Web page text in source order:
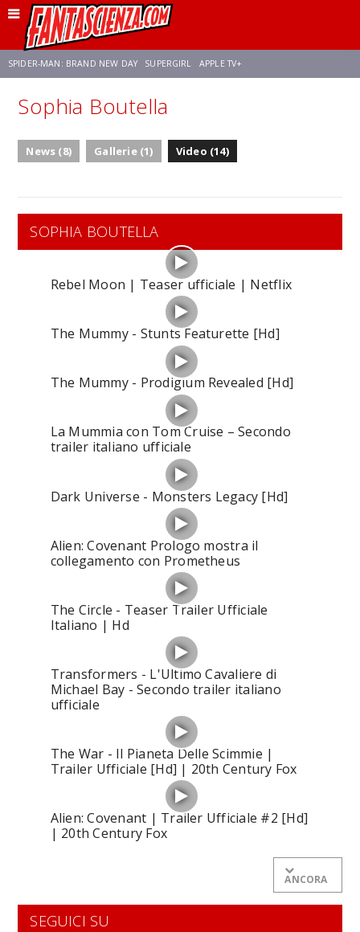
SPIDER-MAN: BRAND NEW DAY SUPERGIRL APPLE TV+
FRANCO RICCIARDIELLO ZENDAYA STAR TREK
Sophia Boutella
News (8) Gallerie (1) Video (14)
SOPHIA BOUTELLA
Rebel Moon | Teaser ufficiale | Netflix
The Mummy - Stunts Featurette [Hd]
The Mummy - Prodigium Revealed [Hd]
La Mummia con Tom Cruise – Secondo
trailer italiano ufficiale
Dark Universe - Monsters Legacy [Hd]
Alien: Covenant Prologo mostra il
collegamento con Prometheus
The Circle - Teaser Trailer Ufficiale
Italiano | Hd
Transformers - L'Ultimo Cavaliere di
Michael Bay - Secondo trailer italiano
ufficiale
The War - Il Pianeta Delle Scimmie |
Trailer Ufficiale [Hd] | 20th Century Fox
Alien: Covenant | Trailer Ufficiale #2 [Hd]
| 20th Century Fox
ANCORA
SEGUICI SU